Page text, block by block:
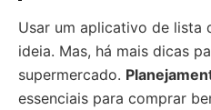
Usar um aplicativo de lista
ideia. Mas, há mais dicas
supermercado.
essenciais para comprar